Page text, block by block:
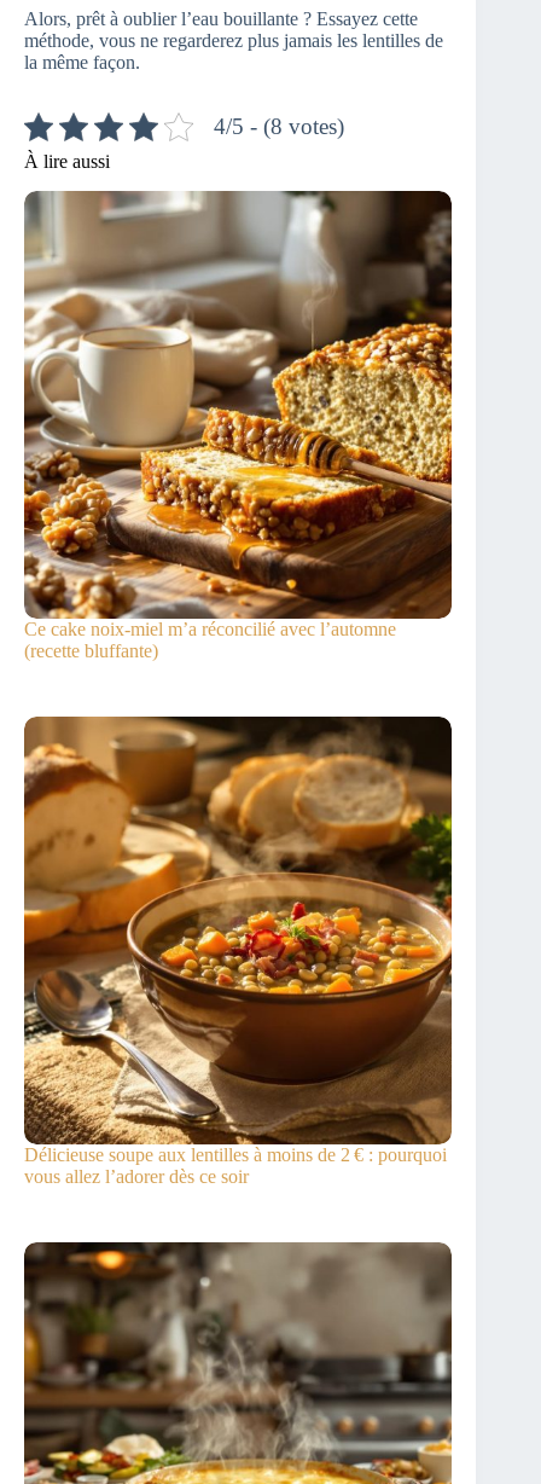
Alors, prêt à oublier l’eau bouillante ? Essayez cette
méthode, vous ne regarderez plus jamais les lentilles de
la même façon.
4/5 - (8 votes)
À lire aussi
Ce cake noix-miel m’a réconcilié avec l’automne
(recette bluffante)
Délicieuse soupe aux lentilles à moins de 2 € : pourquoi
vous allez l’adorer dès ce soir